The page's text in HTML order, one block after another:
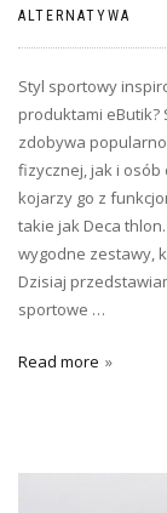
ALTERNATYWA
Styl sportowy
produktami
zdobywa
fizycznej, jak i osób
kojarzy go z
takie jak Deca
wygodne zestawy,
Dzisiaj
sportowe …
Read more